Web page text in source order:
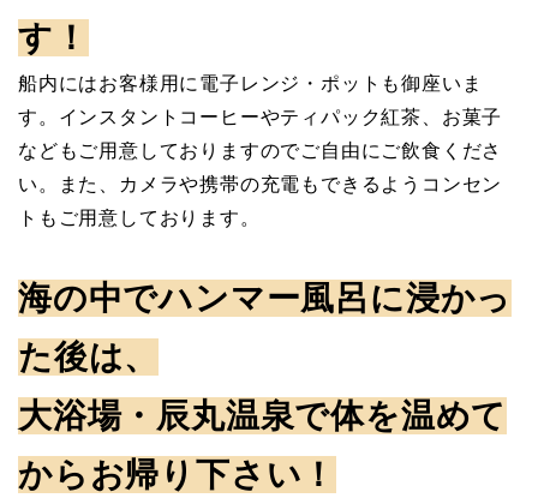
す！
船内にはお客様用に電子レンジ・ポットも御座いま
す。インスタントコーヒーやティパック紅茶、お菓子
などもご用意しておりますのでご自由にご飲食くださ
い。また、カメラや携帯の充電もできるようコンセン
トもご用意しております。
海の中でハンマー風呂に浸かっ
た後は、
大浴場・辰丸温泉で体を温めて
からお帰り下さい！